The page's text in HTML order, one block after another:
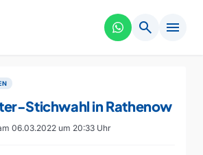
search menu
Stichwahl in Rathenow
06.03.2022 um 20:33 Uhr